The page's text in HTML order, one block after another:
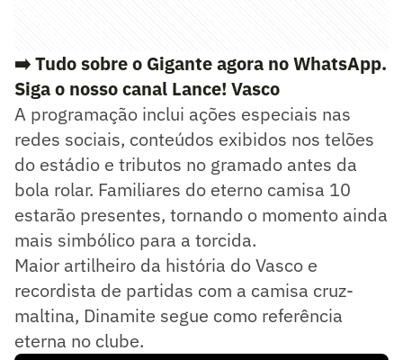
➡️ Tudo sobre o Gigante agora no WhatsApp.
Siga o nosso canal Lance! Vasco
A programação inclui ações especiais nas
redes sociais, conteúdos exibidos nos telões
do estádio e tributos no gramado antes da
bola rolar. Familiares do eterno camisa 10
estarão presentes, tornando o momento ainda
mais simbólico para a torcida.
Maior artilheiro da história do Vasco e
recordista de partidas com a camisa cruz-
maltina, Dinamite segue como referência
eterna no clube.